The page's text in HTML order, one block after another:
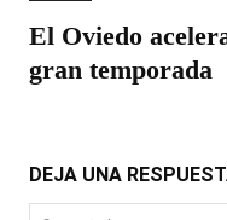
El Oviedo
gran temporada
DEJA UNA